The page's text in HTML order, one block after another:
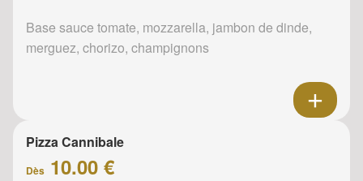
Base sauce tomate, mozzarella, jambon de dinde,
merguez, chorizo, champignons
Pizza Cannibale
Dès 10.00 €